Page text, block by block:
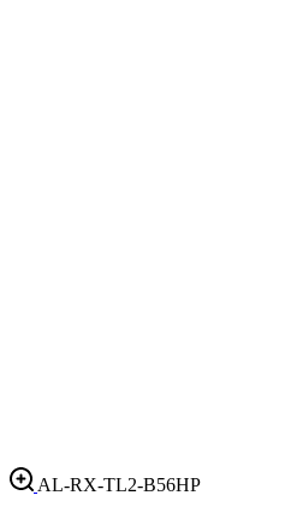
AL-RX-TL2-B56HP